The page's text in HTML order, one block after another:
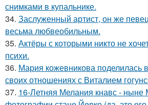
снимками в купальнике.
34. Заслуженный артист, он же
весьма любвеобильным.
35. Актёры с которыми никто не
психи.
36. Мария кожевникова поделилась
своих отношениях с Виталием
37. 16-Летняя Мелания кнавс - ныне